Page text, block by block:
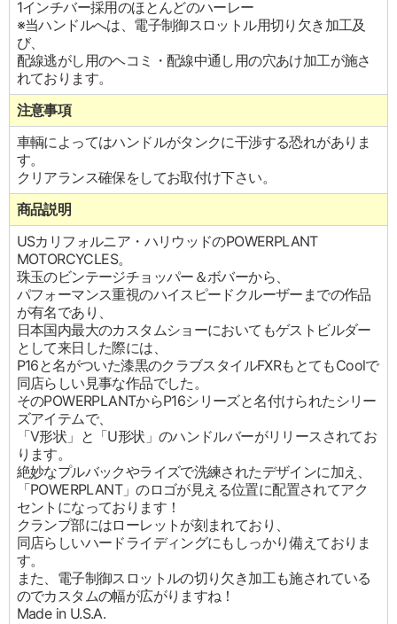
1インチバー採用のほとんどのハーレー
※当ハンドルへは、電子制御スロットル用切り欠き加工及
び、
配線逃がし用のヘコミ・配線中通し用の穴あけ加工が施さ
れております。
注意事項
車輌によってはハンドルがタンクに干渉する恐れがありま
す。
クリアランス確保をしてお取付け下さい。
商品説明
USカリフォルニア・ハリウッドのPOWERPLANT
MOTORCYCLES。
珠玉のビンテージチョッパー＆ボバーから、
パフォーマンス重視のハイスピードクルーザーまでの作品
が有名であり、
日本国内最大のカスタムショーにおいてもゲストビルダー
として来日した際には、
P16と名がついた漆黒のクラブスタイルFXRもとてもCoolで
同店らしい見事な作品でした。
そのPOWERPLANTからP16シリーズと名付けられたシリー
ズアイテムで、
「V形状」と「U形状」のハンドルバーがリリースされてお
ります。
絶妙なプルバックやライズで洗練されたデザインに加え、
「POWERPLANT」のロゴが見える位置に配置されてアク
セントになっております！
クランプ部にはローレットが刻まれており、
同店らしいハードライディングにもしっかり備えておりま
す。
また、電子制御スロットルの切り欠き加工も施されている
のでカスタムの幅が広がりますね！
Made in U.S.A.